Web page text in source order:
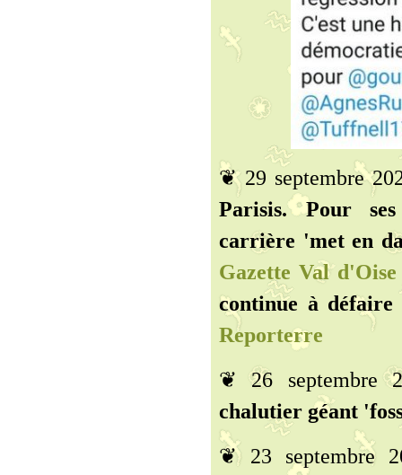
❦ 29 septembre
Parisis. Pour
carrière 'met en
Gazette Val d'Oise
continue à
Reporterre
❦ 26 septembre
chalutier géant
❦ 23 septembre